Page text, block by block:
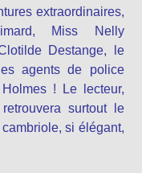
extraordinaires,
Miss Nelly
Destange, le
agents de police
! Le lecteur,
surtout le
si élégant,